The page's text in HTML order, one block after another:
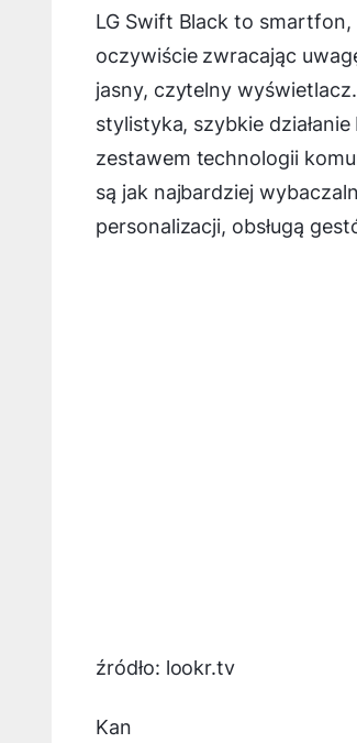
LG Swift Black to
oczywiście zwracając
jasny, czytelny
stylistyka, szybkie
zestawem technologii
są jak najbardziej
personalizacji, obsługą
źródło: lookr.tv
Kan